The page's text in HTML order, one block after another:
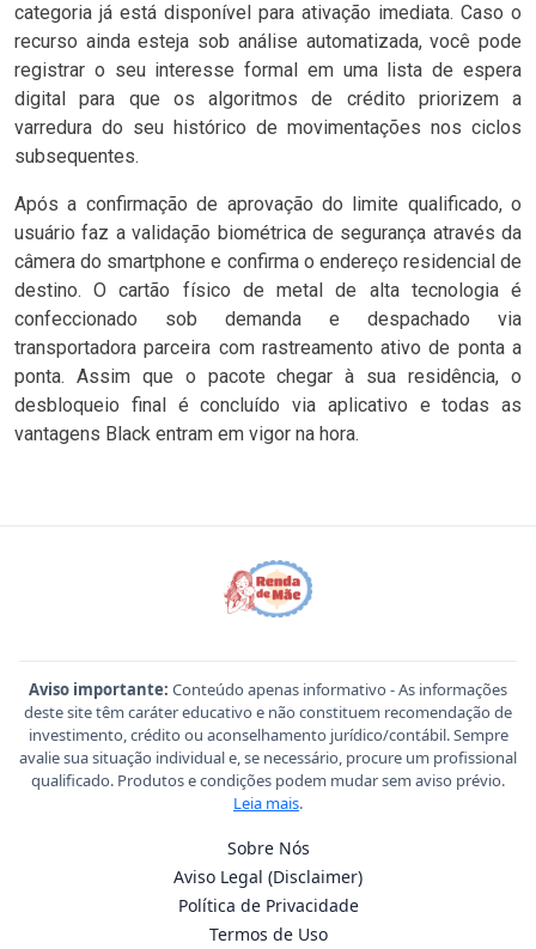
categoria já está disponível para ativação imediata. Caso o
recurso ainda esteja sob análise automatizada, você pode
registrar o seu interesse formal em uma lista de espera
digital para que os algoritmos de crédito priorizem a
varredura do seu histórico de movimentações nos ciclos
subsequentes.
Após a confirmação de aprovação do limite qualificado, o
usuário faz a validação biométrica de segurança através da
câmera do smartphone e confirma o endereço residencial de
destino. O cartão físico de metal de alta tecnologia é
confeccionado sob demanda e despachado via
transportadora parceira com rastreamento ativo de ponta a
ponta. Assim que o pacote chegar à sua residência, o
desbloqueio final é concluído via aplicativo e todas as
vantagens Black entram em vigor na hora.
Aviso importante: Conteúdo apenas informativo - As informações
deste site têm caráter educativo e não constituem recomendação de
investimento, crédito ou aconselhamento jurídico/contábil. Sempre
avalie sua situação individual e, se necessário, procure um profissional
qualificado. Produtos e condições podem mudar sem aviso prévio.
Leia mais.
Sobre Nós
Aviso Legal (Disclaimer)
Política de Privacidade
Termos de Uso